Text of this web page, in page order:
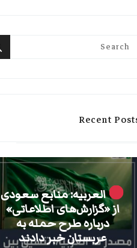
Search
Recent
العربیه: منابع سعودی
از «گزارش‌های اطلاعاتی»
درباره طرح حمله به
عربستان خبر دادند